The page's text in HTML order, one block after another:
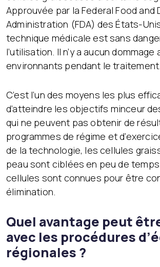
Approuvée par la Federal Food and
Administration (FDA) des États-
technique médicale est sans
l’utilisation. Il n’y a aucun dommage
environnants pendant le traitement.
C’est l’un des moyens les plus
d’atteindre les objectifs minceur
qui ne peuvent pas obtenir de
programmes de régime et
de la technologie, les cellules
peau sont ciblées en peu de
cellules sont connues pour être
élimination.
Quel avantage peut
avec les procédures
régionales ?